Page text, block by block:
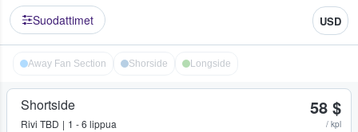
Suodattimet USD
Away Fan Section Shorside Longside
Shortside
Rivi TBD 1 - 6 lippua
58 $
/ kpl